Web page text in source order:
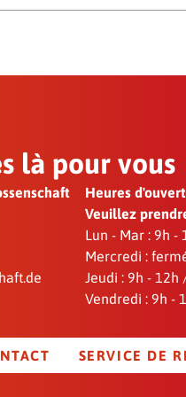
données
là pour vous
Heures
Veuillez
Lun - Mar : 9h -
Mercredi :
Jeudi : 9h - 12h
Vendredi : 9h -
SERVICE DE